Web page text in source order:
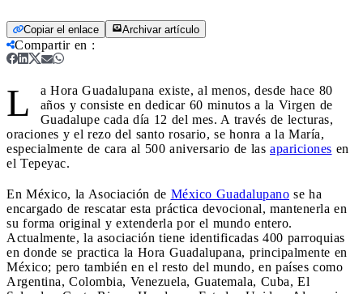
Copiar el enlace Archivar artículo
Compartir en :
L
a Hora Guadalupana existe, al menos, desde hace 80
años y consiste en dedicar 60 minutos a la Virgen de
Guadalupe cada día 12 del mes. A través de lecturas,
oraciones y el rezo del santo rosario, se honra a la María,
especialmente de cara al 500 aniversario de las apariciones en
el Tepeyac.
En México, la Asociación de México Guadalupano se ha
encargado de rescatar esta práctica devocional, mantenerla en
su forma original y extenderla por el mundo entero.
Actualmente, la asociación tiene identificadas 400 parroquias
en donde se practica la Hora Guadalupana, principalmente en
México; pero también en el resto del mundo, en países como
Argentina, Colombia, Venezuela, Guatemala, Cuba, El